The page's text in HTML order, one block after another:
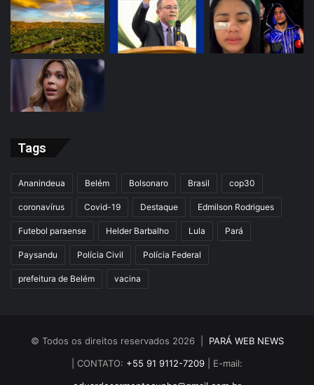
Tags
Ananindeua Belém Bolsonaro Brasil cop30
coronavírus Covid-19 Destaque Edmilson Rodrigues
Futebol paraense Helder Barbalho Lula Pará
Paysandu Polícia Civil Polícia Federal
prefeitura de Belém vacina
© Todos os direitos reservados 2026 | PARÁ WEB NEWS
| CONTATO: +55 91 9112-7209 | E-mail: